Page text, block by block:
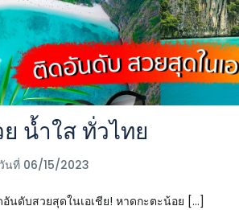
น้ำใส ทั่วไทย
วันที่ 06/15/2023
นดับสวยสุดในเอเชีย! หาดกะตะน้อย [...]